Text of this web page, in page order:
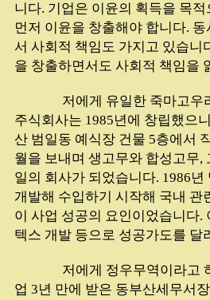
니다. 기업은 이윤의 획득을 목
먼저 이윤을 창출해야 합니다.
서 사회적 책임도 가지고 있습
을 창출하면서도 사회적 책임을
저에게 유일한 죽마고우
주식회사는 1985년에 창립했으
산 범일동 예식장 건물 5층에서
월을 보내며 생고무와 합성고무
일의 회사가 되었습니다. 1986
개발해 수입하기 시작해 국내 관
이 사업 성공의 요인이었습니다
텍스 개발 등으로 성공가도를 달
저에게 정우무역이라고
업 3년 만에 받은 동부산세무서